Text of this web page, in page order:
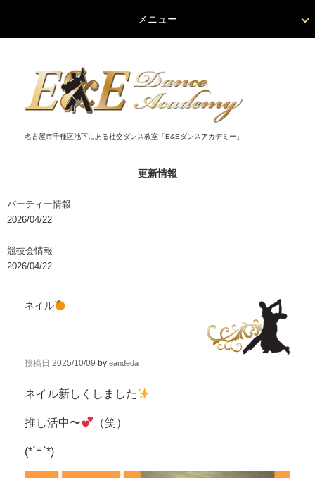
名古屋市千種区池下にある社交ダンス教室「E&Eダンスアカデミー」
更新情報
パーティー情報
2026/04/22
競技会情報
2026/04/22
メニュー
ネイル
投稿日 2025/10/09 by eandeda
ネイル新しくしました
推し活中〜 （笑）
(*´꒳`*)